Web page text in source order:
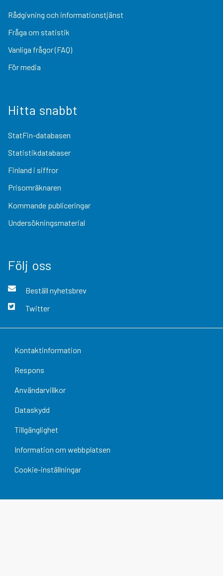
Rådgivning och informationstjänst
Fråga om statistik
Vanliga frågor (FAQ)
För media
Hitta snabbt
StatFin-databasen
Statistikdatabaser
Finland i siffror
Prisomräknaren
Kommande publiceringar
Undersökningsmaterial
Följ oss
Beställ nyhetsbrev
Twitter
Kontaktinformation
Respons
Användarvillkor
Dataskydd
Tillgänglighet
Information om webbplatsen
Cookie-inställningar